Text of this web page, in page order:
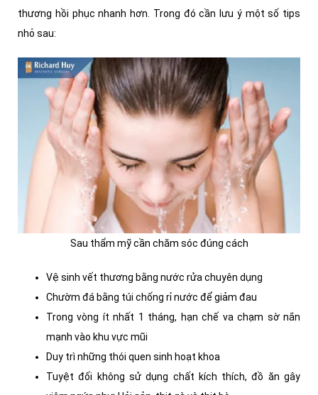
thương hồi phục nhanh hơn. Trong đó cần lưu ý một số tips
nhỏ sau:
Sau thẩm mỹ cần chăm sóc đúng cách
Vệ sinh vết thương bằng nước rửa chuyên dụng
Chườm đá bằng túi chống rỉ nước để giảm đau
Trong vòng ít nhất 1 tháng, hạn chế va chạm sờ nắn
mạnh vào khu vực mũi
Duy trì những thói quen sinh hoạt khoa
Tuyệt đối không sử dụng chất kích thích, đồ ăn gây